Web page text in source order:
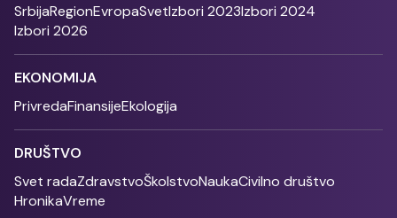
SrbijaRegionEvropaSvetIzbori 2023Izbori 2024
Izbori 2026
EKONOMIJA
PrivredaFinansijeEkologija
DRUŠTVO
Svet radaZdravstvoŠkolstvoNaukaCivilno društvo
HronikaVreme